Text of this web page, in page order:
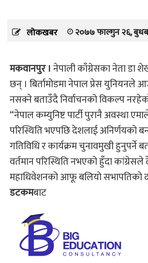
लोकखबर २०७७ फाल्गुन २६,
मकवानपुर ।नेपाली काँग्रेसका नेता डा
छन् । बिर्तामोडमा नेपाल प्रेस
नसक्ने बताउँदै निर्वाचनको विकल्प
“नेपाल कम्युनिष्ट पार्टी पुरानै
परिस्थिति भएपछि देशलाई अनिर्णयको
गतिविधि र कार्यक्रम चुनावमुखी हुनुपर्ने
वर्तमान परिस्थिति नभएको हुँदा
महाधिवेशनको आफू बलियो सभापतिको
डटकमबाट